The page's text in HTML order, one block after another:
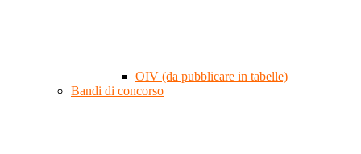
OIV (da pubblicare in tabelle)
Bandi di concorso